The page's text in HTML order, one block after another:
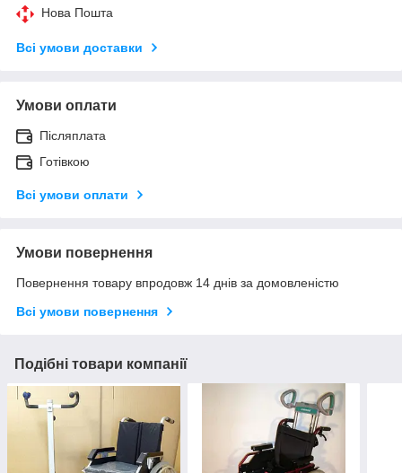
Нова Пошта
Всі умови доставки
Умови оплати
Післяплата
Готівкою
Всі умови оплати
Умови повернення
Повернення товару впродовж 14 днів за домовленістю
Всі умови повернення
Подібні товари компанії